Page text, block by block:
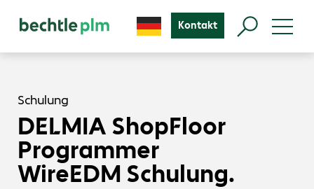
Kontakt
Schulung
DELMIA ShopFloor
Programmer
WireEDM Schulung.